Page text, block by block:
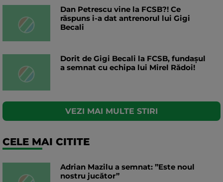
Dan Petrescu vine la FCSB?! Ce
răspuns i-a dat antrenorul lui Gigi
Becali
Dorit de Gigi Becali la FCSB, fundașul
a semnat cu echipa lui Mirel Rădoi!
VEZI MAI MULTE STIRI
CELE MAI CITITE
Adrian Mazilu a semnat: ”Este noul
nostru jucător”